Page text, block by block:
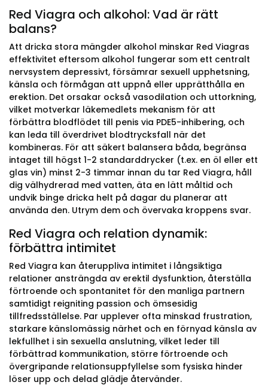
Red Viagra och alkohol: Vad är rätt
balans?
Att dricka stora mängder alkohol minskar Red Viagras
effektivitet eftersom alkohol fungerar som ett centralt
nervsystem depressivt, försämrar sexuell upphetsning,
känsla och förmågan att uppnå eller upprätthålla en
erektion. Det orsakar också vasodilation och uttorkning,
vilket motverkar läkemedlets mekanism för att
förbättra blodflödet till penis via PDE5-inhibering, och
kan leda till överdrivet blodtrycksfall när det
kombineras. För att säkert balansera båda, begränsa
intaget till högst 1-2 standarddrycker (t.ex. en öl eller ett
glas vin) minst 2-3 timmar innan du tar Red Viagra, håll
dig välhydrerad med vatten, äta en lätt måltid och
undvik binge dricka helt på dagar du planerar att
använda den. Utrym dem och övervaka kroppens svar.
Red Viagra och relation dynamik:
förbättra intimitet
Red Viagra kan återuppliva intimitet i långsiktiga
relationer ansträngda av erektil dysfunktion, återställa
förtroende och spontanitet för den manliga partnern
samtidigt reigniting passion och ömsesidig
tillfredsställelse. Par upplever ofta minskad frustration,
starkare känslomässig närhet och en förnyad känsla av
lekfullhet i sin sexuella anslutning, vilket leder till
förbättrad kommunikation, större förtroende och
övergripande relationsuppfyllelse som fysiska hinder
löser upp och delad glädje återvänder.